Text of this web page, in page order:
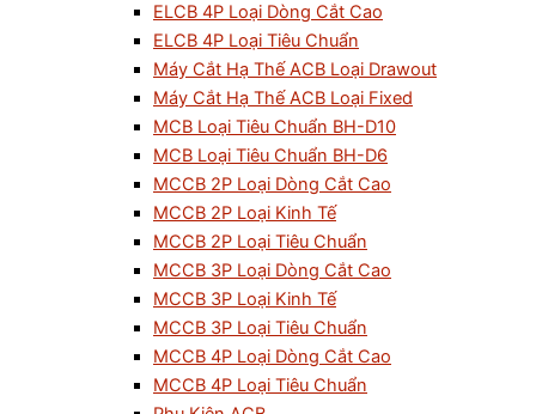
ELCB 4P Loại Dòng Cắt Cao
ELCB 4P Loại Tiêu Chuẩn
Máy Cắt Hạ Thế ACB Loại Drawout
Máy Cắt Hạ Thế ACB Loại Fixed
MCB Loại Tiêu Chuẩn BH-D10
MCB Loại Tiêu Chuẩn BH-D6
MCCB 2P Loại Dòng Cắt Cao
MCCB 2P Loại Kinh Tế
MCCB 2P Loại Tiêu Chuẩn
MCCB 3P Loại Dòng Cắt Cao
MCCB 3P Loại Kinh Tế
MCCB 3P Loại Tiêu Chuẩn
MCCB 4P Loại Dòng Cắt Cao
MCCB 4P Loại Tiêu Chuẩn